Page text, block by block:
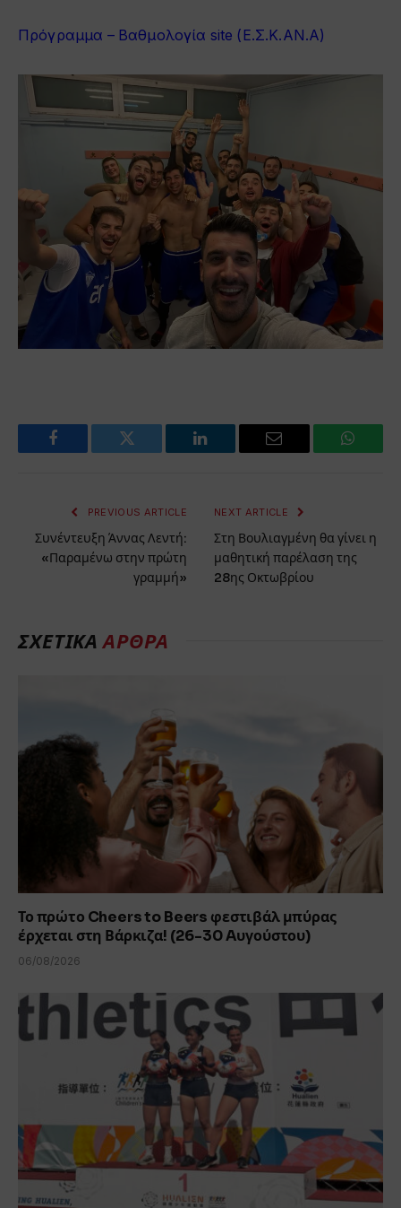
Πρόγραμμα – Βαθμολογία site (Ε.Σ.Κ.ΑΝ.Α)
Facebook Twitter LinkedIn Email
PREVIOUS ARTICLE
Συνέντευξη Άννας Λεντή:
«Παραμένω στην πρώτη
γραμμή»
NEXT ARTICLE
Στη Βουλιαγμένη θα γίνει η
μαθητική παρέλαση της
28ης Οκτωβρίου
ΣΧΕΤΙΚΑΑΡΘΡΑ
Το πρώτο Cheers to Beers φεστιβάλ μπύρας
έρχεται στη Βάρκιζα! (26-30 Aυγούστου)
06/08/2026